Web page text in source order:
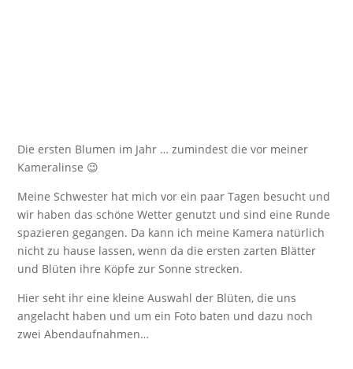
Die ersten Blumen im Jahr … zumindest die vor meiner
Kameralinse 😉
Meine Schwester hat mich vor ein paar Tagen besucht und
wir haben das schöne Wetter genutzt und sind eine Runde
spazieren gegangen. Da kann ich meine Kamera natürlich
nicht zu hause lassen, wenn da die ersten zarten Blätter
und Blüten ihre Köpfe zur Sonne strecken.
Hier seht ihr eine kleine Auswahl der Blüten, die uns
angelacht haben und um ein Foto baten und dazu noch
zwei Abendaufnahmen…